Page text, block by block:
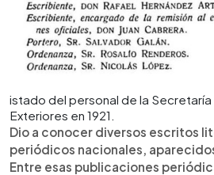
istado del personal de la
Exteriores en 1921.
Dio a conocer diversos escritos
periódicos nacionales, aparecidos
Entre esas publicaciones